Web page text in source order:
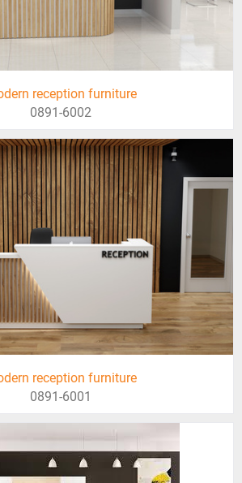
reception furniture
0891-6002
reception furniture
0891-6001